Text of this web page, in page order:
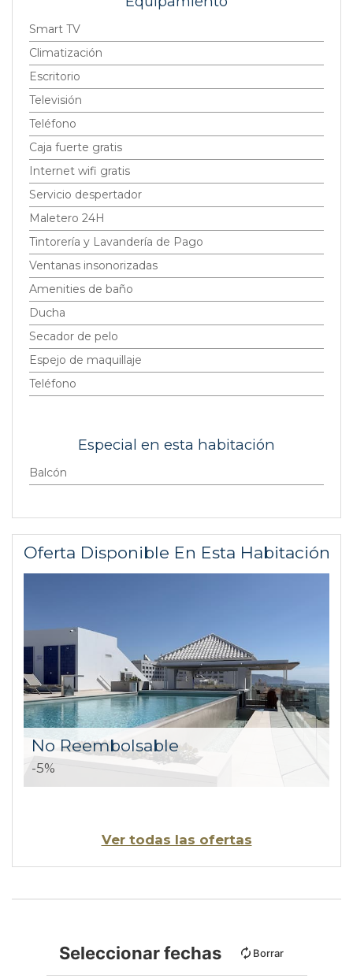
Smart TV
Climatización
Escritorio
Televisión
Teléfono
Caja fuerte gratis
Internet wifi gratis
Servicio despertador
Maletero 24H
Tintorería y Lavandería de Pago
Ventanas insonorizadas
Amenities de baño
Ducha
Secador de pelo
Espejo de maquillaje
Teléfono
Especial en esta habitación
Balcón
Oferta Disponible En Esta Habitación
No Reembolsable
-5%
Ver todas las ofertas
Seleccionar fechas Borrar